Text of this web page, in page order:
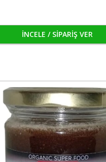
İNCELE / SİPARİŞ VER